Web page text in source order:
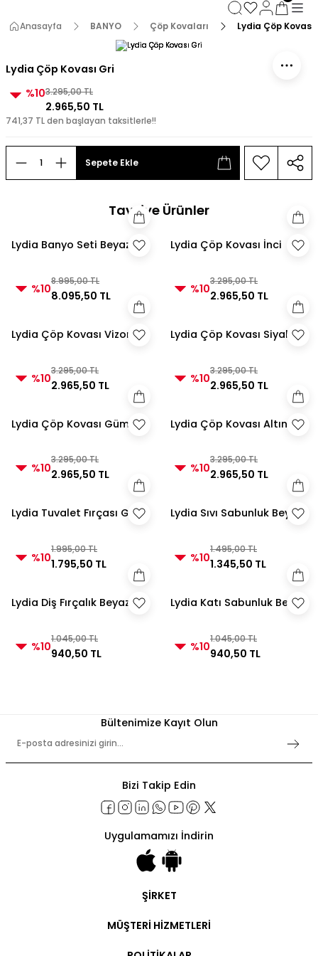
3000 TL ve Üzeri Alışverişlerde Kargo Bedava! 2
3000 TL ve Üzeri Alışverişlerde Kargo Bedava!
3000 TL ve Üzeri Alışverişlerde Kargo Bedava!
Anasayfa BANYO Çöp Kovaları Lydia Çöp Kovası
Lydia Çöp Kovası Gri
%103.295,00 TL
2.965,50 TL
741,37 TL den başlayan taksitlerle!!
Sepete Ekle
Tavsiye Ürünler
Lydia Banyo Seti Beyaz
%10
8.995,00 TL
8.095,50 TL
Lydia Çöp Kovası İnci
%10
3.295,00 TL
2.965,50 TL
Lydia Çöp Kovası Vizon
%10
3.295,00 TL
2.965,50 TL
Lydia Çöp Kovası Siyah
%10
3.295,00 TL
2.965,50 TL
Lydia Çöp Kovası Gümüş
%10
3.295,00 TL
2.965,50 TL
Lydia Çöp Kovası Altın
%10
3.295,00 TL
2.965,50 TL
Lydia Tuvalet Fırçası Gri
%10
1.995,00 TL
1.795,50 TL
Lydia Sıvı Sabunluk Beyaz
%10
1.495,00 TL
1.345,50 TL
Lydia Diş Fırçalık Beyaz
%10
1.045,00 TL
940,50 TL
Lydia Katı Sabunluk Beyaz
%10
1.045,00 TL
940,50 TL
Bültenimize Kayıt Olun
Bizi Takip Edin
Uygulamamızı İndirin
ŞİRKET
Hakkımızda
MÜŞTERİ HİZMETLERİ